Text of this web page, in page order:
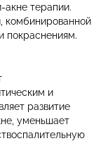
акне терапии.
комбинированной
покраснениям.
и
развитие
уменьшает